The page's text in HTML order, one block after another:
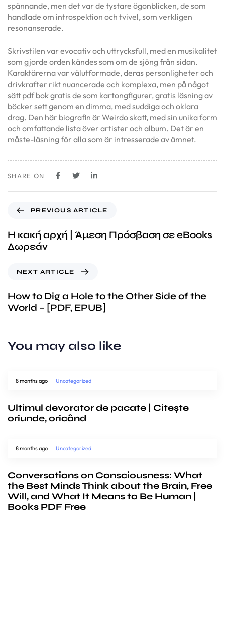
spännande, men det var de tystare ögonblicken, de som
handlade om introspektion och tvivel, som verkligen
resonanserade.
Skrivstilen var evocativ och uttrycksfull, med en musikalitet
som gjorde orden kändes som om de sjöng från sidan.
Karaktärerna var välutformade, deras personligheter och
drivkrafter rikt nuancerade och komplexa, men på något
sätt pdf bok gratis de som kartongfigurer, gratis läsning av
böcker sett genom en dimma, med suddiga och oklara
drag. Den här biografin är Weirdo skatt, med sin unika form
och omfattande lista över artister och album. Det är en
måste-läsning för alla som är intresserade av ämnet.
SHARE ON
PREVIOUS ARTICLE
Η κακή αρχή | Άμεση Πρόσβαση σε eBooks
Δωρεάν
NEXT ARTICLE
How to Dig a Hole to the Other Side of the
World – [PDF, EPUB]
You may also like
8 months ago Uncategorized
Ultimul devorator de pacate | Citește
oriunde, oricând
8 months ago Uncategorized
Conversations on Consciousness: What
the Best Minds Think about the Brain, Free
Will, and What It Means to Be Human |
Books PDF Free